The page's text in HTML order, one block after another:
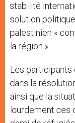
stabilité
solution
palestinien »
la région ».
Les participants
dans la
ainsi que la
lourdement ces